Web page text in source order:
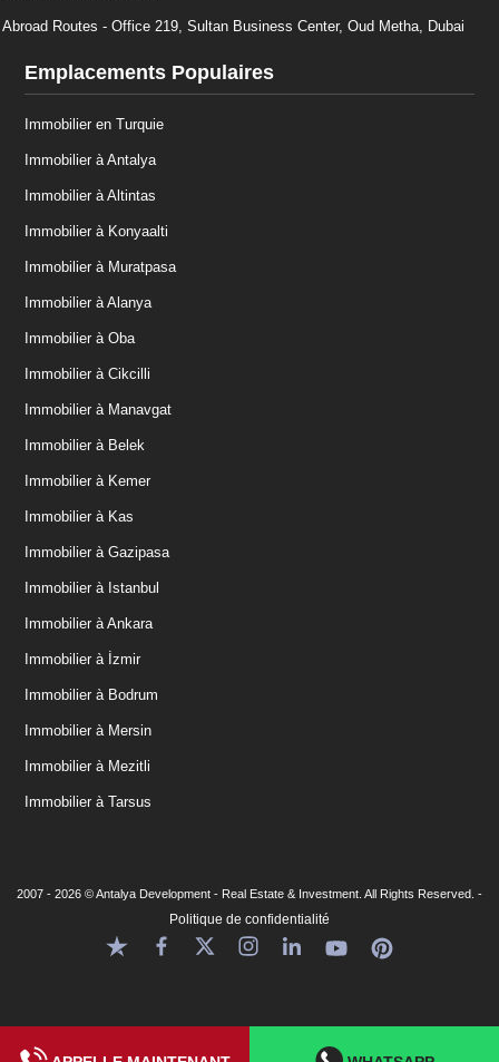
Abroad Routes - Office 219, Sultan Business Center, Oud Metha, Dubai
Emplacements Populaires
Immobilier en Turquie
Immobilier à Antalya
Immobilier à Altintas
Immobilier à Konyaalti
Immobilier à Muratpasa
Immobilier à Alanya
Immobilier à Oba
Immobilier à Cikcilli
Immobilier à Manavgat
Immobilier à Belek
Immobilier à Kemer
Immobilier à Kas
Immobilier à Gazipasa
Immobilier à Istanbul
Immobilier à Ankara
Immobilier à İzmir
Immobilier à Bodrum
Immobilier à Mersin
Immobilier à Mezitli
Immobilier à Tarsus
2007 - 2026 © Antalya Development - Real Estate & Investment. All Rights Reserved. -
Politique de confidentialité